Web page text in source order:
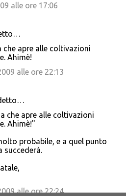
alle ore 17:06
che apre alle coltivazioni
Ahimè!
alle ore 22:13
che apre alle coltivazioni
Ahimè!"
probabile, e a quel punto
succederà.
alle ore 22:24